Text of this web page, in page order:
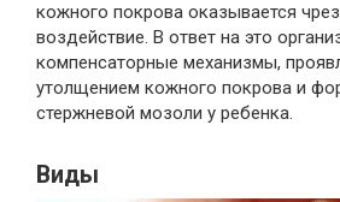
кожного покрова оказывается
воздействие. В ответ на это
компенсаторные механизмы,
утолщением кожного покрова и
стержневой мозоли у ребенка.
Виды